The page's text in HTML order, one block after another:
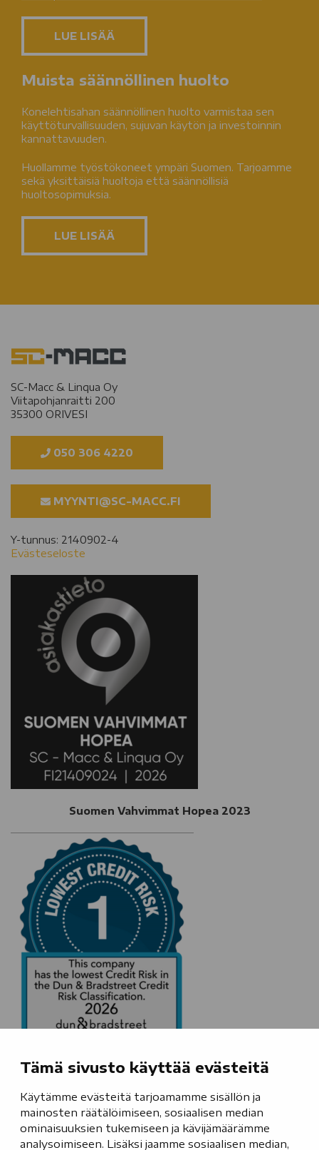
Tämä sivusto käyttää evästeitä
Käytämme evästeitä tarjoamamme sisällön ja
mainosten räätälöimiseen, sosiaalisen median
ominaisuuksien tukemiseen ja kävijämäärämme
analysoimiseen. Lisäksi jaamme sosiaalisen median,
LUE LISÄÄ
Muista säännöllinen huolto
Konelehtisahan säännöllinen huolto varmistaa sen
käyttöturvallisuuden, sujuvan käytön ja investoinnin
kannattavuuden.
Huollamme työstökoneet ympäri Suomen. Tarjoamme
sekä yksittäisiä huoltoja että säännöllisiä
huoltosopimuksia.
LUE LISÄÄ
SC-Macc & Linqua Oy
Viitapohjanraitti 200
35300 ORIVESI
050 306 4220
MYYNTI@SC-MACC.FI
Y-tunnus: 2140902-4
Evästeseloste
Suomen Vahvimmat Hopea 2023
Puhelin